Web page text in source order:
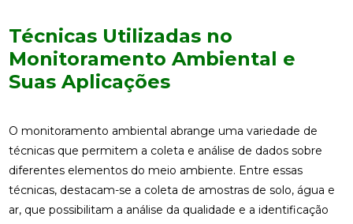
Técnicas Utilizadas no
Monitoramento Ambiental e
Suas Aplicações
O monitoramento ambiental abrange uma variedade de
técnicas que permitem a coleta e análise de dados sobre
diferentes elementos do meio ambiente. Entre essas
técnicas, destacam-se a coleta de amostras de solo, água e
ar, que possibilitam a análise da qualidade e a identificação